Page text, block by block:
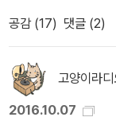
슬픈만큼 감동이 있
점 인간>무라타 사
본문학상 중 최고의
아주 좋았습니다. <
치유에 관한 책입니
한 방법들도 소개되
람은 자신의 인생을
원을 밝힌 <에티카>
낄 수 있는 가장 행
공감 (17) 댓글 (2)
고양이라
2016.10.07